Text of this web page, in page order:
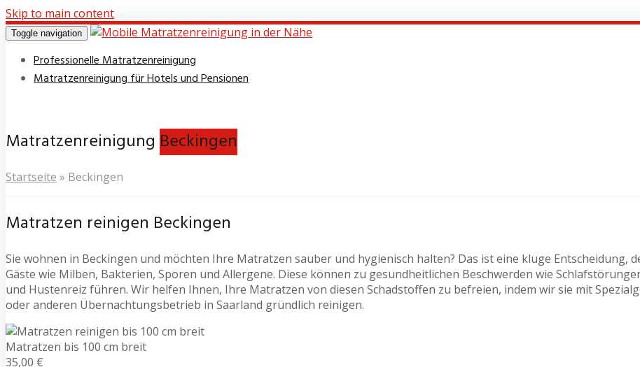
Skip to main content
Toggle navigation
Professionelle Matratzenreinigung
Matratzenreinigung für Hotels und Pensionen
Matratzenreinigung Beckingen
Startseite » Beckingen
Matratzen reinigen Beckingen
Sie wohnen in Beckingen und möchten Ihre Matratzen sauber und hygienisch halten? Das ist eine kluge Entscheidung,
Gäste wie Milben, Bakterien, Sporen und Allergene. Diese können zu gesundheitlichen Beschwerden wie
und Hustenreiz führen. Wir helfen Ihnen, Ihre Matratzen von diesen Schadstoffen zu befreien, indem wir sie mit
oder anderen Übernachtungsbetrieb in Saarland gründlich reinigen.
Matratzen bis 100 cm breit
35,00 €